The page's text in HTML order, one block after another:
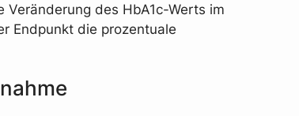
des HbA1c-Werts im
Endpunkt die prozentuale